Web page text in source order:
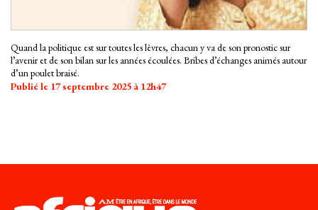
Quand la politique est sur toutes les lèvres, chacun y va de son pronostic sur
l’avenir et de son bilan sur les années écoulées. Bribes d’échanges animés autour
d’un poulet braisé.
Publié le 17 septembre 2025 à 12h47